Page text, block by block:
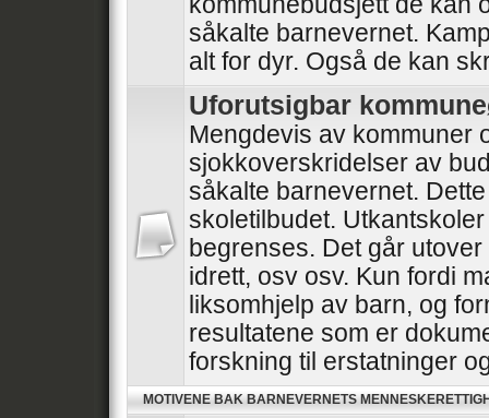
såkalte barnevernet.
alt for dyr. Også de kan
Uforutsigbar
Mengdevis av kommuner
sjokkoverskridelser av
såkalte barnevernet.
skoletilbudet.
begrenses. Det går
idrett, osv osv. Kun fordi
liksomhjelp av barn, og
resultatene som er
forskning til erstatninger
MOTIVENE BAK BARNEVERNETS